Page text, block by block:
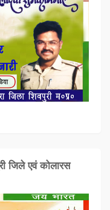
जिले एवं कोलारस